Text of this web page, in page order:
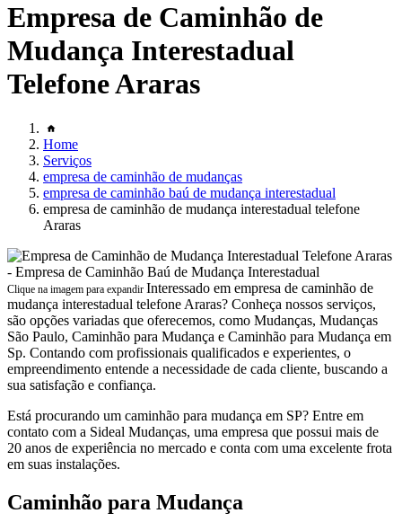
Empresa de Caminhão de
Mudança Interestadual
Telefone Araras
Home
Serviços
empresa de caminhão de mudanças
empresa de caminhão baú de mudança interestadual
empresa de caminhão de mudança interestadual telefone
Araras
Clique na imagem para expandir Interessado em empresa de caminhão de
mudança interestadual telefone Araras? Conheça nossos serviços,
são opções variadas que oferecemos, como Mudanças, Mudanças
São Paulo, Caminhão para Mudança e Caminhão para Mudança em
Sp. Contando com profissionais qualificados e experientes, o
empreendimento entende a necessidade de cada cliente, buscando a
sua satisfação e confiança.
Está procurando um caminhão para mudança em SP? Entre em
contato com a Sideal Mudanças, uma empresa que possui mais de
20 anos de experiência no mercado e conta com uma excelente frota
em suas instalações.
Caminhão para Mudança